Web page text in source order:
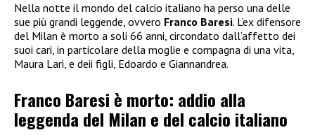
Nella notte il mondo del calcio italiano ha perso una delle
sue più grandi leggende, ovvero Franco Baresi. L’ex difensore
del Milan è morto a soli 66 anni, circondato dall’affetto dei
suoi cari, in particolare della moglie e compagna di una vita,
Maura Lari, e deii figli, Edoardo e Giannandrea.
Franco Baresi è morto: addio alla
leggenda del Milan e del calcio italiano